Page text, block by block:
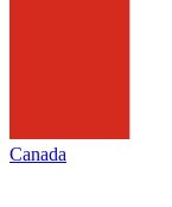
Canada